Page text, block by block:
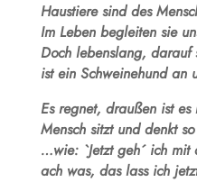
Haustiere sind des
Im Leben begleiten sie
Doch lebenslang, darauf
ist ein Schweinehund an
Es regnet, draußen ist es
Mensch sitzt und denkt
…wie: `Jetzt geh´ ich mit
ach was, das lass ich